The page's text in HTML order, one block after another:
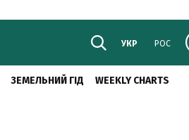
УКР РОС
ЗЕМЕЛЬНИЙ ГІД WEEKLY CHARTS